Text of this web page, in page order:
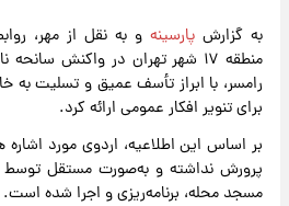
به گزارش پارسینه و به نقل از مهر،
رامسر، با ابراز تأسف عمیق و تسلیت به
برای تنویر افکار عمومی ارائه کرد.
بر اساس این اطلاعیه، اردوی مورد اشاره
پرورش نداشته و به‌صورت مستقل توسط
مسجد محله، برنامه‌ریزی و اجرا شده است.